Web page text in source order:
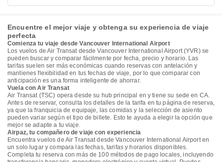
Encuentre el mejor viaje y obtenga su experiencia de viaje
perfecta
Comienza tu viaje desde Vancouver International Airport
Los vuelos de Air Transat desde Vancouver International Airport (YVR) se
pueden buscar y comparar fácilmente por fecha, precio y horario. Las
tarifas suelen ser más económicas cuando reservas con antelación y
mantienes flexibilidad en tus fechas de viaje, por lo que comparar con
anticipación es una forma inteligente de ahorrar.
Vuela con Air Transat
Air Transat (TSC) opera desde su hub principal en y tiene su sede en CA.
Antes de reservar, consulta los detalles de la tarifa en tu página de reserva,
ya que la franquicia de equipaje, las comidas y la selección de asiento
pueden variar según el tipo de billete. Esto te ayuda a elegir la opción que
mejor se adapte a tu viaje.
Airpaz, tu compañero de viaje con experiencia
Encuentra vuelos de Air Transat desde Vancouver International Airport en
un solo lugar y compara las fechas, tarifas y horarios disponibles.
Completa tu reserva con más de 100 métodos de pago locales, incluyendo